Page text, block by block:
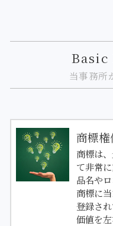
当事務所
商標
商標は
て非常
品名や
商標に
登録さ
価値を